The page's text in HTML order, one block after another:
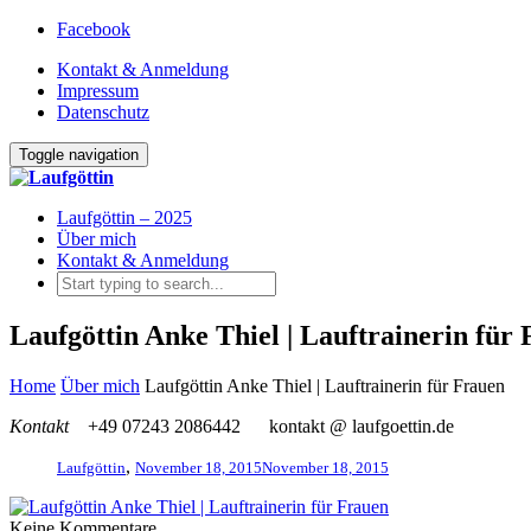
Facebook
Kontakt & Anmeldung
Impressum
Datenschutz
Toggle navigation
Laufgöttin – 2025
Über mich
Kontakt & Anmeldung
Laufgöttin Anke Thiel | Lauftrainerin für
Home Über mich Laufgöttin Anke Thiel | Lauftrainerin für Frauen
Kontakt
+49 07243 2086442 kontakt @ laufgoettin.de
Laufgöttin, November 18, 2015November 18, 2015